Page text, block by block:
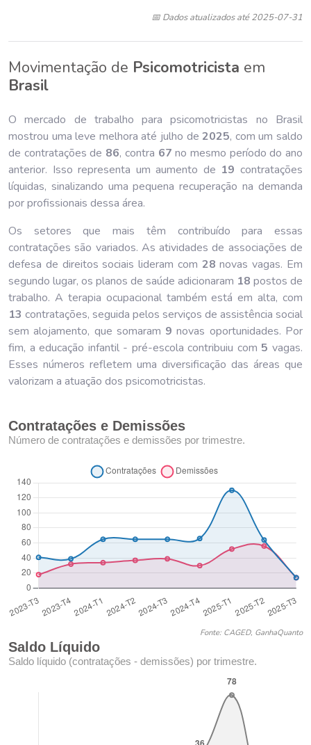
📅 Dados atualizados até 2025-07-31
Movimentação de Psicomotricista em
Brasil
O mercado de trabalho para psicomotricistas no Brasil
mostrou uma leve melhora até julho de2025, com um saldo
de contratações de 86, contra 67 no mesmo período do ano
anterior. Isso representa um aumento de 19 contratações
líquidas, sinalizando uma pequena recuperação na demanda
por profissionais dessa área.
Os setores que mais têm contribuído para essas
contratações são variados. As atividades de associações de
defesa de direitos sociais lideram com 28 novas vagas. Em
segundo lugar, os planos de saúde adicionaram 18 postos de
trabalho. A terapia ocupacional também está em alta, com
13 contratações, seguida pelos serviços de assistência social
sem alojamento, que somaram 9 novas oportunidades. Por
fim, a educação infantil - pré-escola contribuiu com 5 vagas.
Esses números refletem uma diversificação das áreas que
valorizam a atuação dos psicomotricistas.
Contratações e Demissões
Número de contratações e demissões por trimestre.
Fonte: CAGED, GanhaQuanto
Saldo Líquido
Saldo líquido (contratações - demissões) por trimestre.